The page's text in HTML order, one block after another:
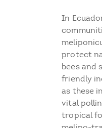
In
protect
bees and
friendly
as these
vital
tropical